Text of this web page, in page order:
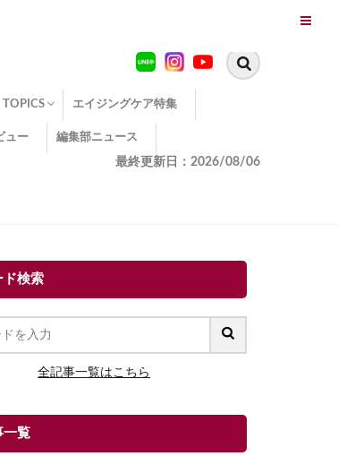
TOPICS
エイジングケア TOPICS
コラーゲンサプリの効果
エイジングケアクイズ
季節別のエイジングケア
幸福とエイジングケア
温活でアンチエイジング
イオン導入
エイジングケア3つのポイント
エイジングケアセミナー
エイジングケアトピックス
動画でみるエイジングケア
エイジングケア特集
ュー 編集部ニュース
最終更新日：2026/08/06
ド検索
全記事一覧はこちら
一覧